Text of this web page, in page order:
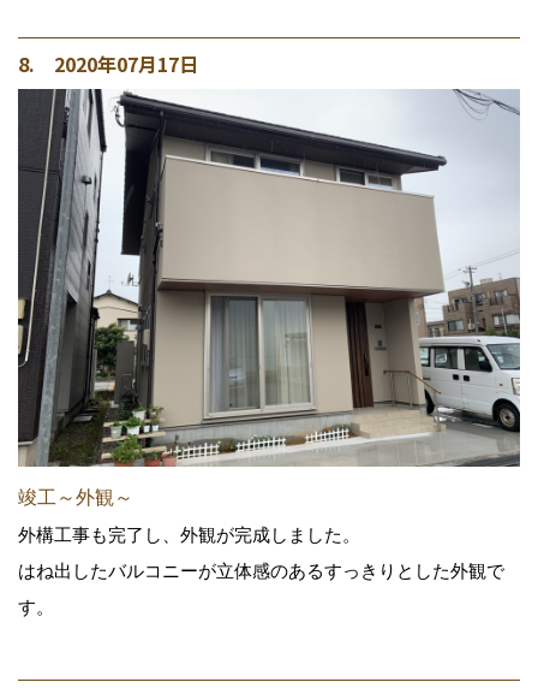
8. 2020年07月17日
竣工～外観～
外構工事も完了し、外観が完成しました。
はね出したバルコニーが立体感のあるすっきりとした外観で
す。